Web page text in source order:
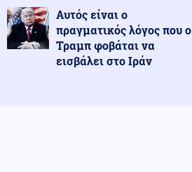
Αυτός είναι ο
πραγματικός λόγος που ο
Τραμπ φοβάται να
εισβάλει στο Ιράν